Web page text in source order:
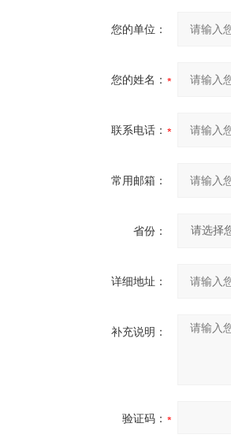
您的单位：
您的姓名：
联系电话：
常用邮箱：
省份：
详细地址：
补充说明：
验证码：